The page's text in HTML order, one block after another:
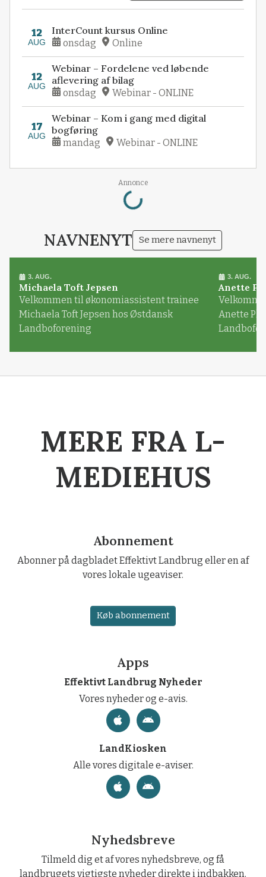
12
AUG
InterCount kursus Online
onsdag Online
12
AUG
Webinar – Fordelene ved løbende
aflevering af bilag
onsdag Webinar - ONLINE
17
AUG
Webinar – Kom i gang med digital
bogføring
mandag Webinar - ONLINE
Annonce
Loading...
NAVNENYT Se mere navnenyt
3. AUG.
Michaela Toft Jepsen
Velkommen til økonomiassistent trainee
Michaela Toft Jepsen hos Østdansk
Landboforening
3. AUG.
Anette
Anette
MERE FRA L-
MEDIEHUS
Abonnement
Abonner på dagbladet Effektivt Landbrug eller en af
vores lokale ugeaviser.
Køb abonnement
Apps
Effektivt Landbrug Nyheder
Vores nyheder og e-avis.
LandKiosken
Alle vores digitale e-aviser.
Nyhedsbreve
Tilmeld dig et af vores nyhedsbreve, og få
landbrugets vigtigste nyheder direkte i indbakken.